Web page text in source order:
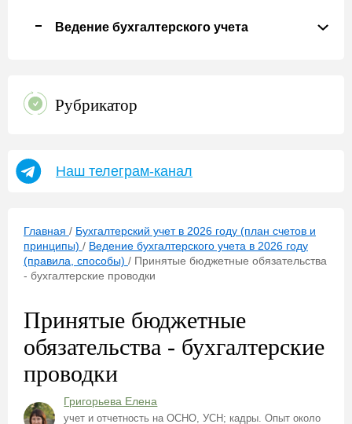
Ведение бухгалтерского учета
Рубрикатор
Наш телеграм-канал
Главная / Бухгалтерский учет в 2026 году (план счетов и
принципы) / Ведение бухгалтерского учета в 2026 году
(правила, способы) / Принятые бюджетные обязательства
- бухгалтерские проводки
Принятые бюджетные
обязательства - бухгалтерские
проводки
Григорьева Елена
учет и отчетность на ОСНО, УСН; кадры. Опыт около